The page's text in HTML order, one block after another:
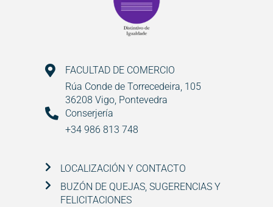
FACULTAD DE COMERCIO
Rúa Conde de Torrecedeira, 105
36208 Vigo, Pontevedra
Conserjería
+34 986 813 748
LOCALIZACIÓN Y CONTACTO
BUZÓN DE QUEJAS, SUGERENCIAS Y
FELICITACIONES